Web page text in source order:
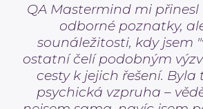
QA Mastermind mi přinesl
odborné poznatky,
sounáležitosti, kdy jsem
ostatní čelí podobným
cesty k jejich řešení.
psychická vzpruha –